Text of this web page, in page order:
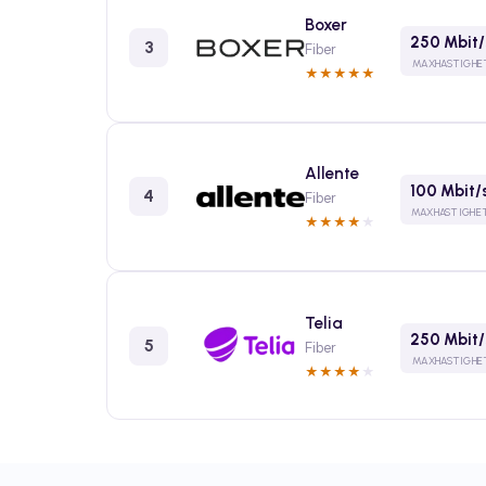
3
Boxer
Fiber
★ ★ ★ ★ ★
250
4
Allente
Fiber
★ ★ ★ ★ ★
100 Mbit/
5
Telia
Fiber
★ ★ ★ ★ ★
250